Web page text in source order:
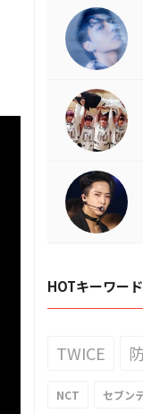
HOTキーワード
TWICE
NCT セブン